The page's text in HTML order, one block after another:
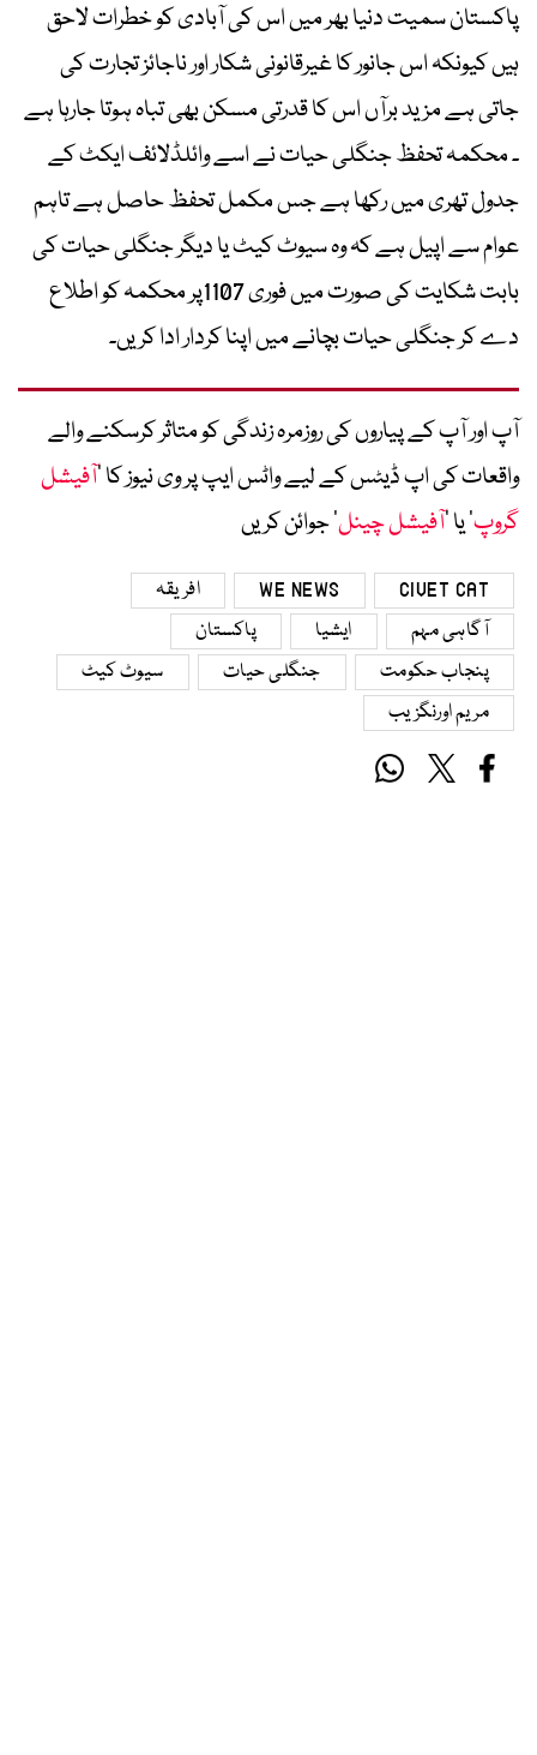
پاکستان سمیت دنیا بھر میں اس کی آبادی کو خطرات لاحق
ہیں کیونکہ اس جانور کا غیرقانونی شکار اور ناجائز تجارت کی
جاتی ہے مزید برآں اس کا قدرتی مسکن بھی تباہ ہوتا جارہا ہے
۔ محکمہ تحفظ جنگلی حیات نے اسے وائلڈلائف ایکٹ کے
جدول تھری میں رکھا ہے جس مکمل تحفظ حاصل ہے تاہم
عوام سے اپیل ہے کہ وہ سیوٹ کیٹ یا دیگر جنگلی حیات کی
بابت شکایت کی صورت میں فوری 1107پر محکمہ کو اطلاع
دے کر جنگلی حیات بچانے میں اپنا کردار ادا کریں۔
آپ اور آپ کے پیاروں کی روزمرہ زندگی کو متاثر کرسکنے والے
واقعات کی اپ ڈیٹس کے لیے واٹس ایپ پر وی نیوز کا ’آفیشل
گروپ‘ یا ’آفیشل چینل‘ جوائن کریں
CIVET CAT
WE NEWS
افریقہ
آگاہی مہم
ایشیا
پاکستان
پنجاب حکومت
جنگلی حیات
سیوٹ کیٹ
مریم اورنگزیب